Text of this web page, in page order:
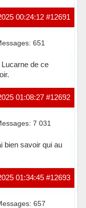
#12691
00:24:12
651
de ce
#12692
01:08:27
7 031
bien savoir qui au
#12693
01:34:45
657